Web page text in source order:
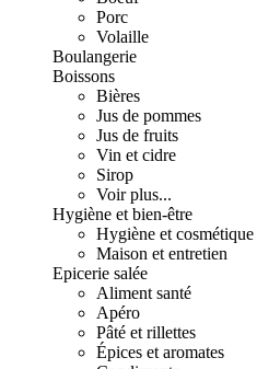
Porc
Volaille
Boulangerie
Boissons
Bières
Jus de pommes
Jus de fruits
Vin et cidre
Sirop
Voir plus...
Hygiène et bien-être
Hygiène et cosmétique
Maison et entretien
Epicerie salée
Aliment santé
Apéro
Pâté et rillettes
Épices et aromates